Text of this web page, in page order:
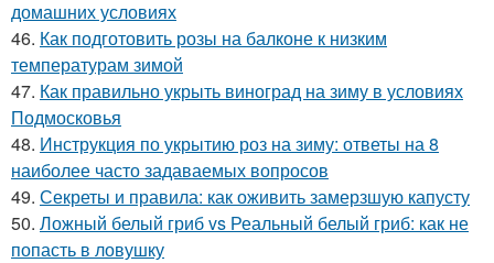
домашних условиях
46. Как подготовить розы на балконе к низким
температурам зимой
47. Как правильно укрыть виноград на зиму в условиях
Подмосковья
48. Инструкция по укрытию роз на зиму: ответы на 8
наиболее часто задаваемых вопросов
49. Секреты и правила: как оживить замерзшую капусту
50. Ложный белый гриб vs Реальный белый гриб: как не
попасть в ловушку